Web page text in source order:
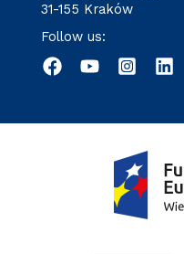
31-155 Kraków
Follow us: